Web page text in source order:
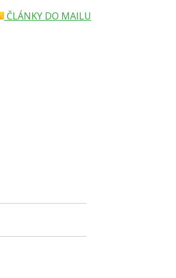
ČLÁNKY DO MAILU